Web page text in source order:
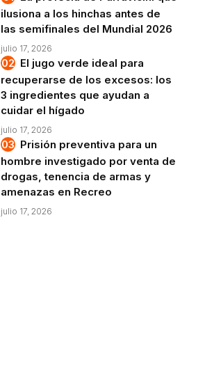
ilusiona a los hinchas antes de
las semifinales del Mundial 2026
julio 17, 2026
El jugo verde ideal para
recuperarse de los excesos: los
3 ingredientes que ayudan a
cuidar el hígado
julio 17, 2026
Prisión preventiva para un
hombre investigado por venta de
drogas, tenencia de armas y
amenazas en Recreo
julio 17, 2026